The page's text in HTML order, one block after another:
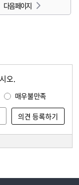
다음 페이지
오.
매우불만족